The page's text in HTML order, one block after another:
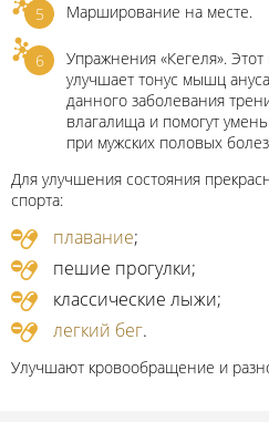
Марширование на месте.
Упражнения «Кегеля».
улучшает тонус мышц
данного заболевания
влагалища и помогут
при мужских половых
Для улучшения состояния
спорта:
плавание;
пешие прогулки;
классические лыжи;
легкий бег.
Улучшают кровообращение и